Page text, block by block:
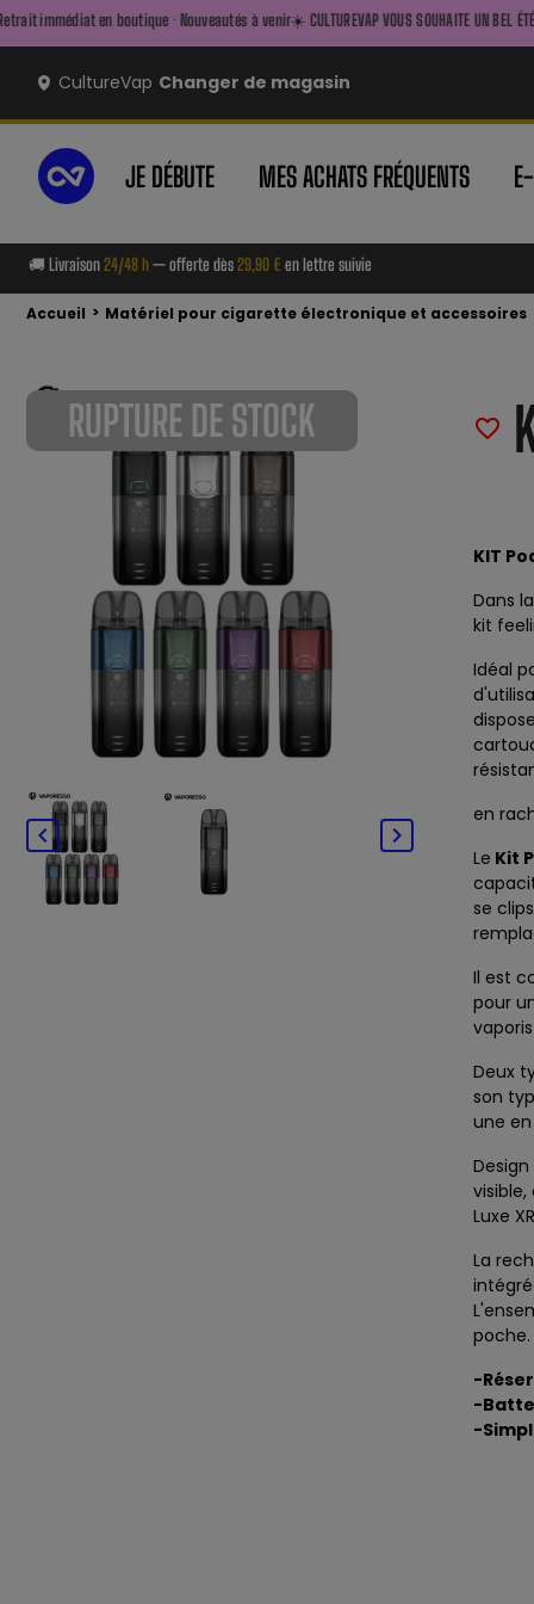
boutique · Nouveautés à venir ☀️ CULTUREVAP VOUS SOUHAITE UN BEL ÉTÉ ☀️ — FAITES
CultureVap Changer de magasin
JE DÉBUTE MES ACHATS FRÉQUENTS
🚚 Livraison24/48 h— offerte dès29,90 € en lettre suivie
Accueil > Matériel pour cigarette électronique et accessoires
RUPTURE DE STOCK
 
favorite_border
KIT
Dans
kit
Idéal
en
Le Kit
se
Il est
pour
Deux
son
une
Luxe
La
poche.
-
-
-